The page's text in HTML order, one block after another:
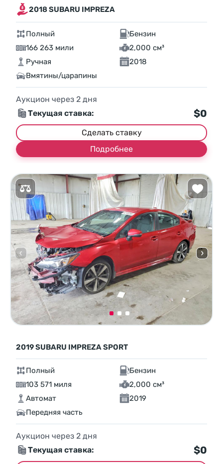
2018 SUBARU IMPREZA
Полный
Бензин
166 263 мили
2,000 см³
Ручная
2018
Вмятины/царапины
Аукцион через 2 дня
Текущая ставка:
$0
Сделать ставку
Подробнее
2019 SUBARU IMPREZA SPORT
Полный
Бензин
103 571 миля
2,000 см³
Автомат
2019
Передняя часть
Аукцион через 2 дня
Текущая ставка:
$0